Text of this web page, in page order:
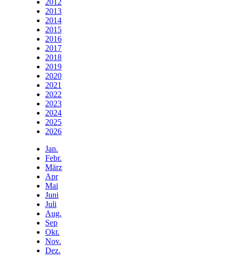
2012
2013
2014
2015
2016
2017
2018
2019
2020
2021
2022
2023
2024
2025
2026
Jan.
Febr.
März
Apr
Mai
Juni
Juli
Aug.
Sep
Okt.
Nov.
Dez.